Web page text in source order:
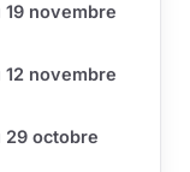
novembre
novembre
29 octobre